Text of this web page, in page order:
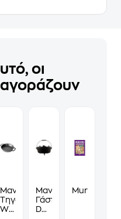
οι
αγοράζουν
Μαντεμένιο
Τηγάνι
WINDMILL
Μαντεμένια
Γάστρα
Dutch
Murdoku